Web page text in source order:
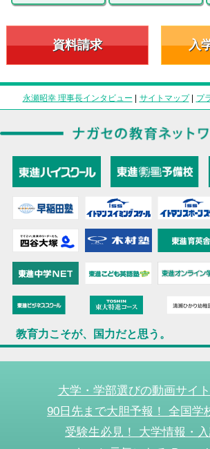
資料請求 入
永瀬昭幸 理事長インタビュー サイトマップ| プ
教育力こそが、国力だと思う。
大学・学部選びの動画サイ
90日先まで大胆予報！ 全国学
受験生必見！ 大学情報・